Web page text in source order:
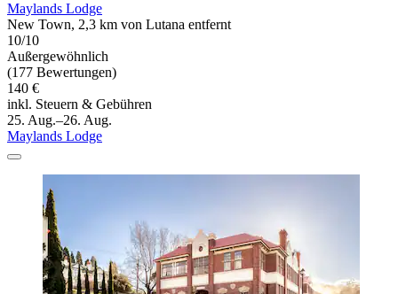
Maylands Lodge
New Town, 2,3 km von Lutana entfernt
10/10
Außergewöhnlich
(177 Bewertungen)
140 €
inkl. Steuern & Gebühren
25. Aug.–26. Aug.
Maylands Lodge